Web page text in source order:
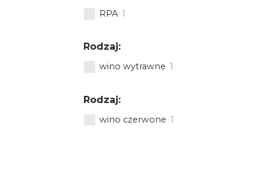
RPA 1
Rodzaj:
wino wytrawne 1
Rodzaj:
wino czerwone 1